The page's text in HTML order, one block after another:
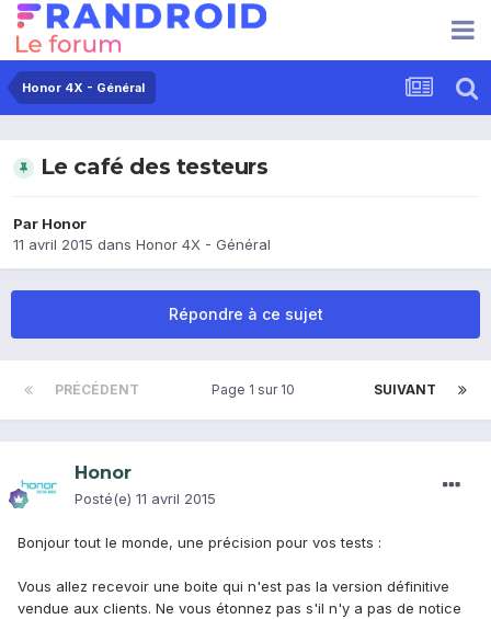
Honor 4X - Général
Le café des testeurs
Par Honor
11 avril 2015 dans Honor 4X - Général
Répondre à ce sujet
PRÉCÉDENT SUIVANT
Page 1 sur 10
Honor
Posté(e) 11 avril 2015
Bonjour tout le monde, une précision pour vos tests :
Vous allez recevoir une boite qui n'est pas la version définitive
vendue aux clients. Ne vous étonnez pas s'il n'y a pas de notice